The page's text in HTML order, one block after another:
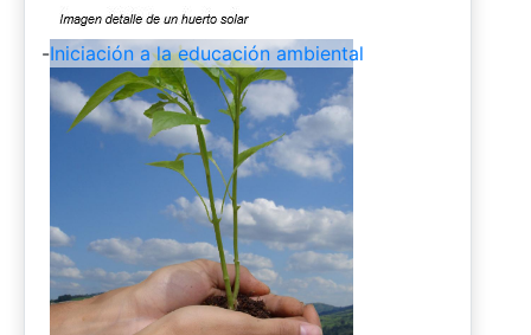
-Iniciación a la educación ambiental